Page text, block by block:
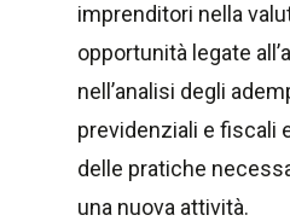
imprenditori nella
opportunità legate
nell’analisi degli
previdenziali e fiscali
delle pratiche
una nuova attività.